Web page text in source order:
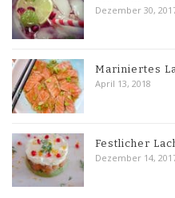
Dezember 30,
Mariniertes
April 13, 2018
Festlicher
Dezember 14,